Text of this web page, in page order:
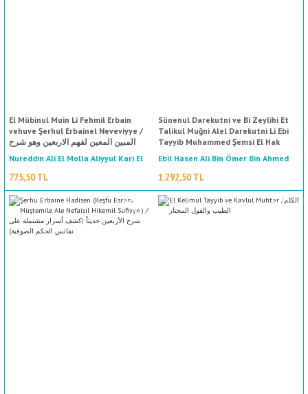
El Mübinul Muin Li Fehmil Erbain
vehuve Şerhul Erbainel Neveviyye /
المبين المعين لفهم الاربعين وهو شرح
Nureddin Ali El Molla Aliyyul Kari El
Herevi / نور الدين علي الملا علي القاري
الهروي
775,50 TL
Sünenul Darekutni ve Bi Zeylihi Et
Talikul Muğni Alel Darekutni Li Ebi
Tayyib Muhammed Şemsi El Hak
التعليق المغني علي الدارقطني لاأبي
الطيب محمد شمس الحق عظيم ابادى -
لونان - مجلد واحد
Ebil Hasen Ali Bin Ömer Bin Ahmed
Ed Darekutni / أبي الحسن علي بن عمر
بن أحمد الدارقطني
1.292,50 TL